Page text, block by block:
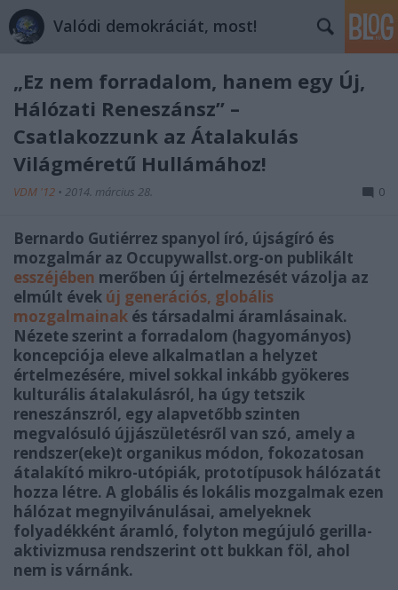
Valódi demokráciát, most!
„Ez nem forradalom, hanem egy Új,
Hálózati Reneszánsz” –
Csatlakozzunk az Átalakulás
Világméretű Hullámához!
VDM '12 • 2014. március 28. 0
Bernardo Gutiérrez spanyol író, újságíró és
mozgalmár az Occupywallst.org-on publikált
esszéjében merőben új értelmezését vázolja az
elmúlt évek új generációs, globális
mozgalmainak és társadalmi áramlásainak.
Nézete szerint a forradalom (hagyományos)
koncepciója eleve alkalmatlan a helyzet
értelmezésére, mivel sokkal inkább gyökeres
kulturális átalakulásról, ha úgy tetszik
reneszánszról, egy alapvetőbb szinten
megvalósuló újjászületésről van szó, amely a
rendszer(eke)t organikus módon, fokozatosan
átalakító mikro-utópiák, prototípusok hálózatát
hozza létre. A globális és lokális mozgalmak ezen
hálózat megnyilvánulásai, amelyeknek
folyadékként áramló, folyton megújuló gerilla-
aktivizmusa rendszerint ott bukkan föl, ahol
nem is várnánk.